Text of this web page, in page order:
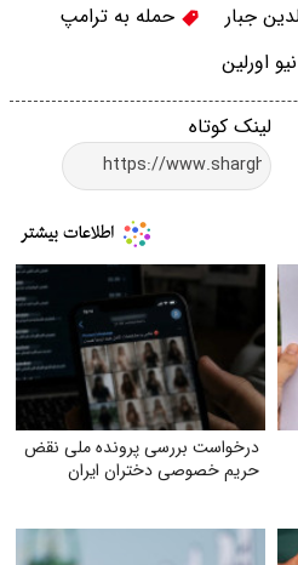
جبار
حمله به ترامپ
نیو اورلین
لینک کوتاه
درخواست بررسی پرونده ملی نقض
حریم خصوصی دختران ایران